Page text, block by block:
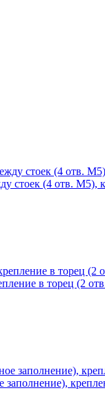
стоек (4 отв. М5),
в торец (2